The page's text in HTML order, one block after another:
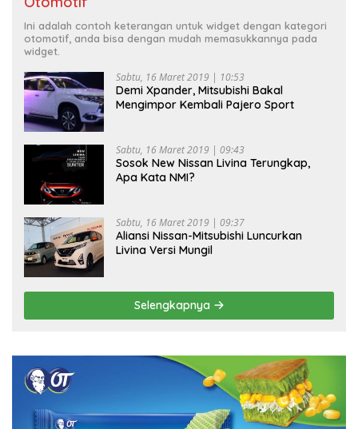
Ini adalah contoh keterangan untuk widget dengan kategori
otomotif, anda bisa dengan mudah memasukkannya pada
widget.
Sabtu, 16 Maret 2019 | 10:53
Demi Xpander, Mitsubishi Bakal
Mengimpor Kembali Pajero Sport
Sabtu, 16 Maret 2019 | 09:43
Sosok New Nissan Livina Terungkap,
Apa Kata NMI?
Sabtu, 16 Maret 2019 | 09:37
Aliansi Nissan-Mitsubishi Luncurkan
Livina Versi Mungil
Selengkapnya